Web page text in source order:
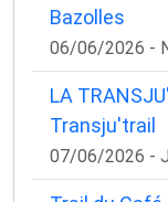
Bazolles
06/06/2026 -
LA
Transju'trail
07/06/2026 -